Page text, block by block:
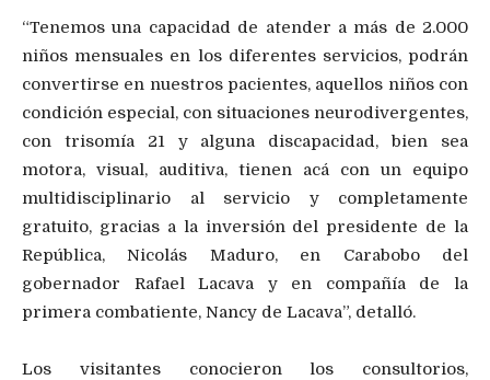
“Tenemos una capacidad de atender a más de 2.000
niños mensuales en los diferentes servicios, podrán
convertirse en nuestros pacientes, aquellos niños con
condición especial, con situaciones neurodivergentes,
con trisomía 21 y alguna discapacidad, bien sea
motora, visual, auditiva, tienen acá con un equipo
multidisciplinario al servicio y completamente
gratuito, gracias a la inversión del presidente de la
República, Nicolás Maduro, en Carabobo del
gobernador Rafael Lacava y en compañía de la
primera combatiente, Nancy de Lacava”, detalló.
Los visitantes conocieron los consultorios,